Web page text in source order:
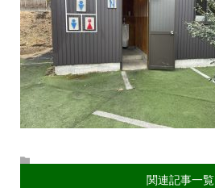
関連記事一覧